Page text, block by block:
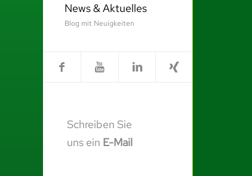
News & Aktuelles
Blog mit Neuigkeiten
Schreiben Sie
uns ein E-Mail